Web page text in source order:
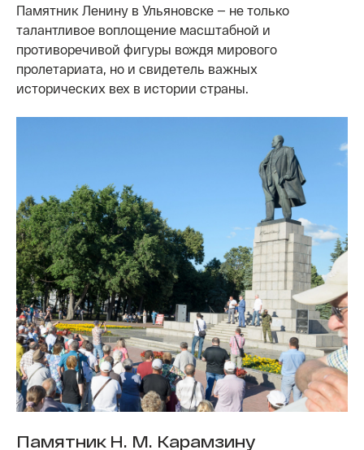
Памятник Ленину в Ульяновске — не только
талантливое воплощение масштабной и
противоречивой фигуры вождя мирового
пролетариата, но и свидетель важных
исторических вех в истории страны.
Памятник Н. М. Карамзину